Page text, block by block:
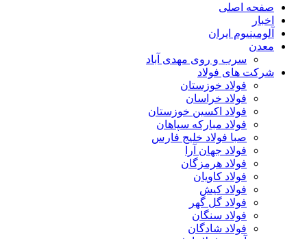
صفحه اصلی
اخبار
آلومینیوم ایران
معدن
سرب و روی مهدی آباد
شرکت های فولاد
فولاد خوزستان
فولاد خراسان
فولاد اکسین خوزستان
فولاد مبارکه سپاهان
صبا فولاد خلیج فارس
فولاد جهان آرا
فولاد هرمزگان
فولاد کاویان
فولاد کیش
فولاد گل گهر
فولاد سنگان
فولاد شادگان